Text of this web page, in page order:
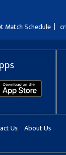
Match Schedule
Us About Us